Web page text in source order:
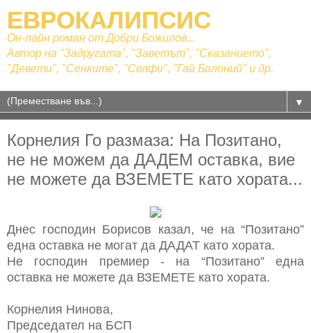
ЕВРОКАЛИПСИС
Он-лайн роман от Добри Божилов...
Автор на "Задругата", "Заветът", "Сказанието",
"Девети", "Сенките", "Селфи", "Гай Балоний" и др.
▼
Корнелия Го размаза: На Позитано,
не не можем да ДАДЕМ оставка, вие
не можете да ВЗЕМЕТЕ като хората...
Днес господин Борисов казал, че на “Позитано”
една оставка не могат да ДАДАТ като хората.
Не господин премиер - на “Позитано” една
оставка не можете да ВЗЕМЕТЕ като хората.
Корнелия Нинова,
Председател на БСП